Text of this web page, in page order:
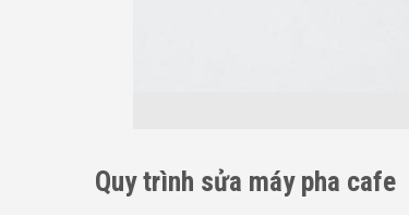
Quy trình sửa máy pha cafe